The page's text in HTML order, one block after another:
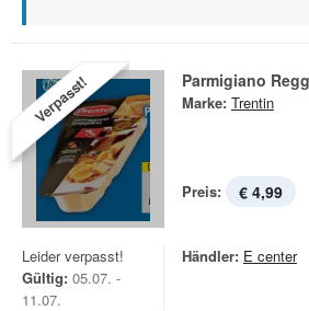
Verpasst! Parmigiano
Marke: Trentin
Preis: € 4,99
Leider verpasst!
Gültig: 05.07. -
11.07.
Händler: E center